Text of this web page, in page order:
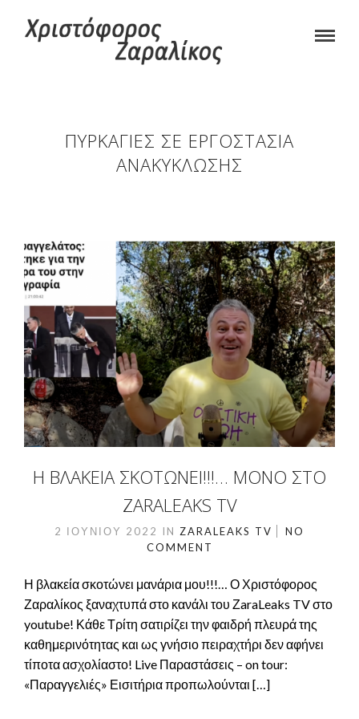
ΠΥΡΚΑΓΙΈΣ ΣΕ ΕΡΓΟΣΤΆΣΙΑ
ΑΝΑΚΎΚΛΩΣΗΣ
Η ΒΛΑΚΕΊΑ ΣΚΟΤΏΝΕΙ!!!… ΜΌΝΟ ΣΤΟ
ZARALEAKS TV
2 ΙΟΥΝΊΟΥ 2022 IN ZARALEAKS TV
NO
COMMENT
Η βλακεία σκοτώνει μανάρια μου!!!… Ο Χριστόφορος
Ζαραλίκος ξαναχτυπά στο κανάλι του ΖaraLeaks TV στο
youtube! Κάθε Τρίτη σατιρίζει την φαιδρή πλευρά της
καθημερινότητας και ως γνήσιο πειραχτήρι δεν αφήνει
τίποτα ασχολίαστο! Live Παραστάσεις – on tour:
«Παραγγελιές» Εισιτήρια προπωλούνται […]